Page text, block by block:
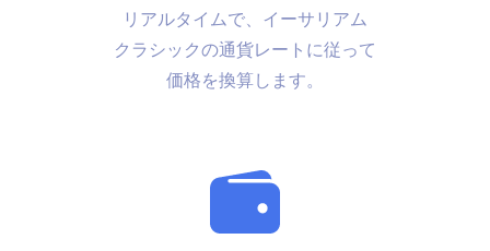
リアルタイムで、イーサリアム
クラシックの通貨レートに従って
価格を換算します。